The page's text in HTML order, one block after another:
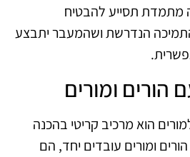
מתמדת תסייע להבטיח
הנדרשת ושהמעבר יתבצע
הורים ומורים
הוא מרכיב קריטי בהכנה
ומורים עובדים יחד, הם